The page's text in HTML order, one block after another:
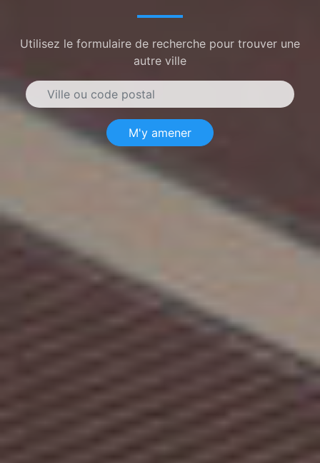
Utilisez le formulaire de recherche pour trouver une
autre ville
M'y amener